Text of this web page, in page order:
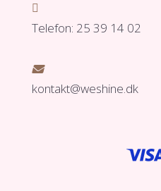

Telefon: 25 39 14 02

kontakt@weshine.dk